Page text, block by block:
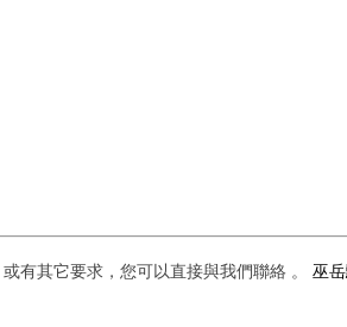
或有其它要求，您可以直接與我們聯絡 。 巫